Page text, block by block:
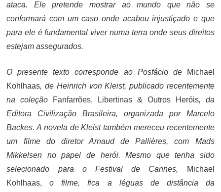
ataca. Ele pretende mostrar ao mundo que não se
conformará com um caso onde acabou injustiçado e que
para ele é fundamental viver numa terra onde seus direitos
estejam assegurados.
O presente texto corresponde ao Posfácio de
Michael
Kohlhaas, de Heinrich von Kleist, publicado recentemente
na coleção
Fanfarrões, Libertinas & Outros Heróis, da
Editora Civilização Brasileira, organizada por Marcelo
Backes. A novela de Kleist também mereceu recentemente
um filme do diretor Arnaud de Pallières, com Mads
Mikkelsen no papel de herói. Mesmo que tenha sido
selecionado para o Festival de Cannes,
Michael
Kohlhaas,o filme, fica a léguas de distância da